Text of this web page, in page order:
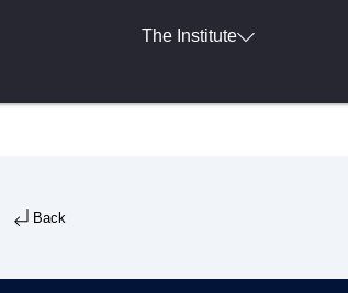
The Institute
Back